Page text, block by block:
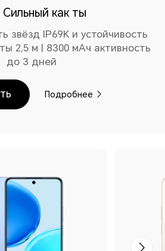
| Сильный как ты
звёзд IP69K и устойчивость
2,5 м | 8300 мAч активность
до 3 дней
Подробнее